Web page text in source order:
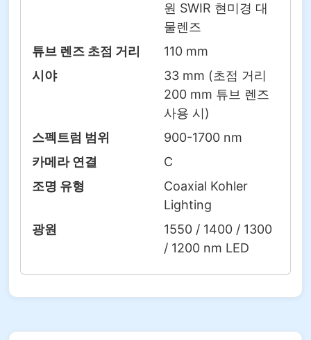
원 SWIR 현미경 대
물렌즈
튜브 렌즈 초점 거리
110 mm
시야
33 mm (초점 거리
200 mm 튜브 렌즈
사용 시)
스펙트럼 범위
900-1700 nm
카메라 연결
C
조명 유형
Coaxial Kohler
Lighting
광원
1550 / 1400 / 1300
/ 1200 nm LED